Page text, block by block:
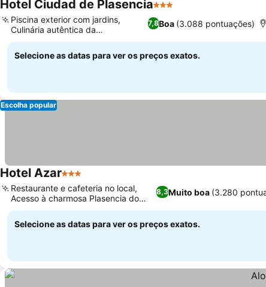
Hotel Ciudad de Plasencia3 Estrelas
7,8Boa (3.088 pontuações)
Piscina exterior com jardins,
Culinária autêntica da
Extremadura
Selecione as datas para ver os preços exatos.
Escolha popular
Hotel Azar3 Estrelas
8,3Muito boa (3.280
Restaurante e cafeteria no local,
Acesso à charmosa Plasencia do
século XV
Selecione as datas para ver os preços exatos.